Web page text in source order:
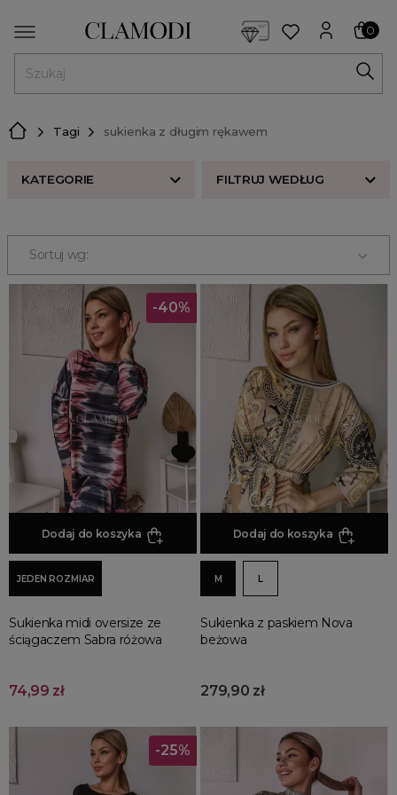
0
Tagi sukienka z długim rękawem
KATEGORIE FILTRUJ WEDŁUG
Bestsellery
Odzież damska
Buty damskie
Akcesoria
Premium
Strefa beauty
Promocja
Wyprzedaż
Summer sale
Bon podarunkowy
BACK TO SCHOOL
PREZENTY
ŚWIĘTA
PARTY
Najnowsze produkty
Spring sale
Złote produkty
Wiosenne Uroczystości
Letnie Uroczystości
Sortuj wg:
Dodaj do koszyka
JEDEN ROZMIAR
Sukienka midi oversize ze
ściągaczem Sabra różowa
74,99 zł
-40%
Dodaj do koszyka
M L
Sukienka z paskiem Nova
beżowa
279,90 zł
-25%